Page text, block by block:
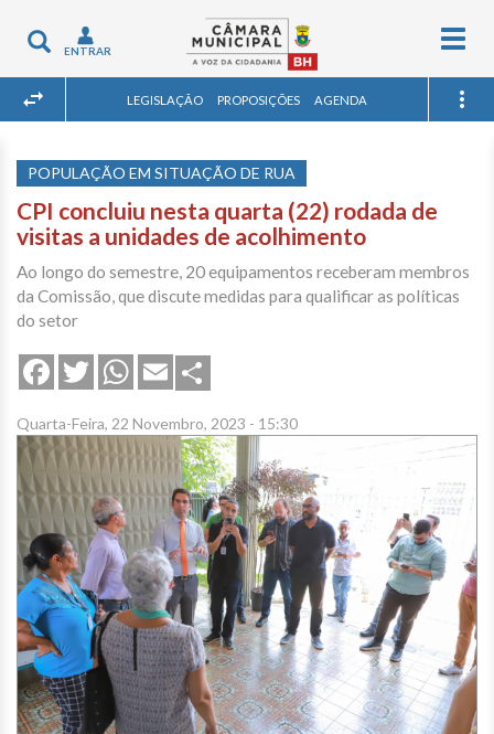
Toggle
navigation
ENTRAR
LEGISLAÇÃO PROPOSIÇÕES AGENDA
POPULAÇÃO EM SITUAÇÃO DE RUA
CPI concluiu nesta quarta (22) rodada de
visitas a unidades de acolhimento
Ao longo do semestre, 20 equipamentos receberam membros
da Comissão, que discute medidas para qualificar as políticas
do setor
FacebookTwitterWhatsApp
Email
Quarta-Feira, 22 Novembro, 2023 - 15:30